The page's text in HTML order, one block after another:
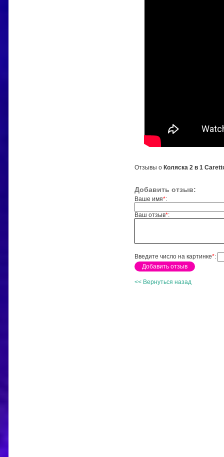
Отзывы о Коляска 2 в 1
Добавить отзыв:
Ваше имя*:
Ваш отзыв*:
Введите число на картинке*:
<< Вернуться назад